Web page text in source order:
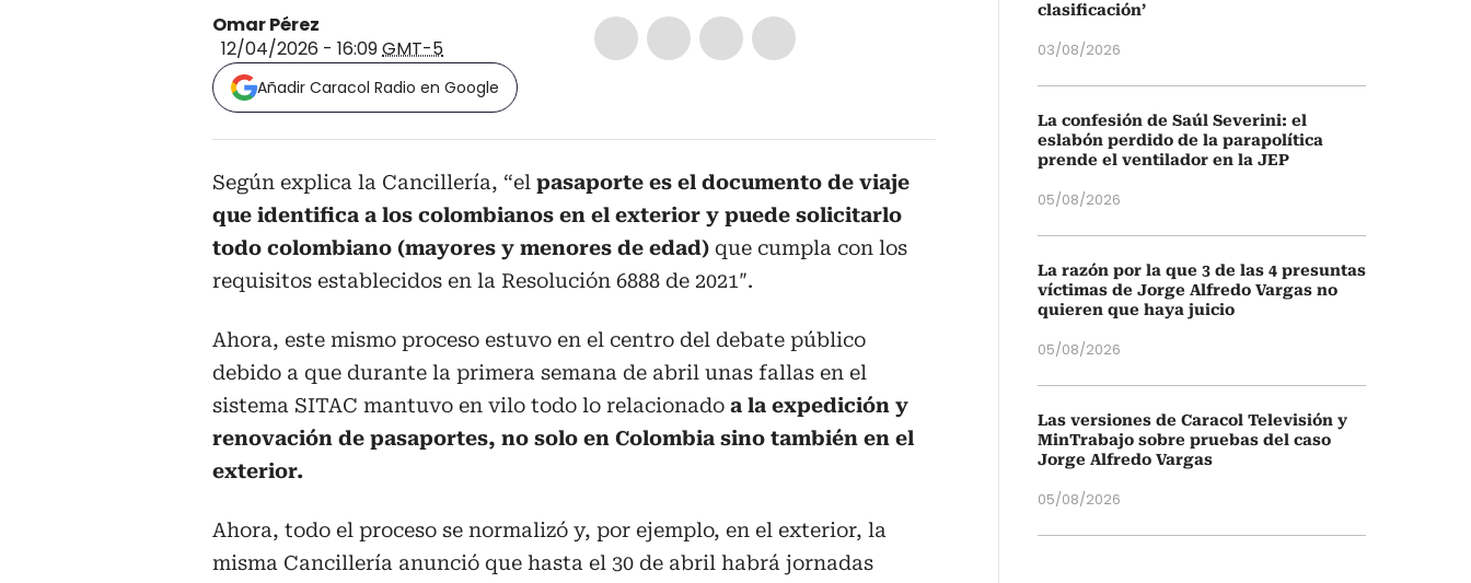
Omar Pérez
12/04/2026 - 16:09GMT-5
Añadir Caracol Radio en Google
Según explica la Cancillería, “el pasaporte es el documento de viaje
que identifica a los colombianos en el exterior y puede solicitarlo
todo colombiano (mayores y menores de edad) que cumpla con los
requisitos establecidos en la Resolución 6888 de 2021″.
Ahora, este mismo proceso estuvo en el centro del debate público
debido a que durante la primera semana de abril unas fallas en el
sistema SITAC mantuvo en vilo todo lo relacionado a la expedición y
renovación de pasaportes, no solo en Colombia sino también en el
exterior.
Ahora, todo el proceso se normalizó y, por ejemplo, en el exterior, la
misma Cancillería anunció que hasta el 30 de abril habrá jornadas
clasificación’
03/08/2026
La confesión de Saúl Severini: el
eslabón perdido de la parapolítica
prende el ventilador en la JEP
05/08/2026
La razón por la que 3 de las 4 presuntas
víctimas de Jorge Alfredo Vargas no
quieren que haya juicio
05/08/2026
Las versiones de Caracol Televisión y
MinTrabajo sobre pruebas del caso
Jorge Alfredo Vargas
05/08/2026